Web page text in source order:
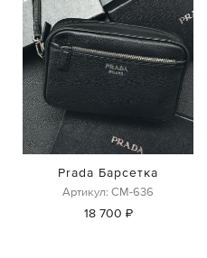
Prada Барсетка
Артикул: СМ-636
18 700 ₽